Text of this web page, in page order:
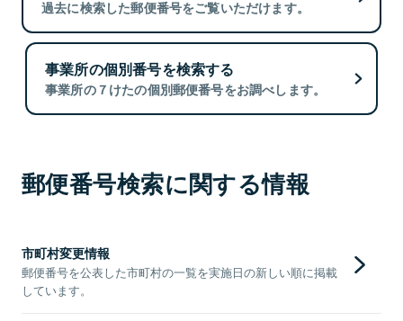
過去に検索した郵便番号をご覧いただけます。
事業所の個別番号を検索する
事業所の７けたの個別郵便番号をお調べします。
郵便番号検索に関する情報
市町村変更情報
郵便番号を公表した市町村の一覧を実施日の新しい順に掲載
しています。